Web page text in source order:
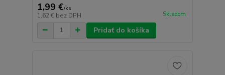
1,99 €/ks
1,62 € bez DPH Skladom
Pridať do košíka